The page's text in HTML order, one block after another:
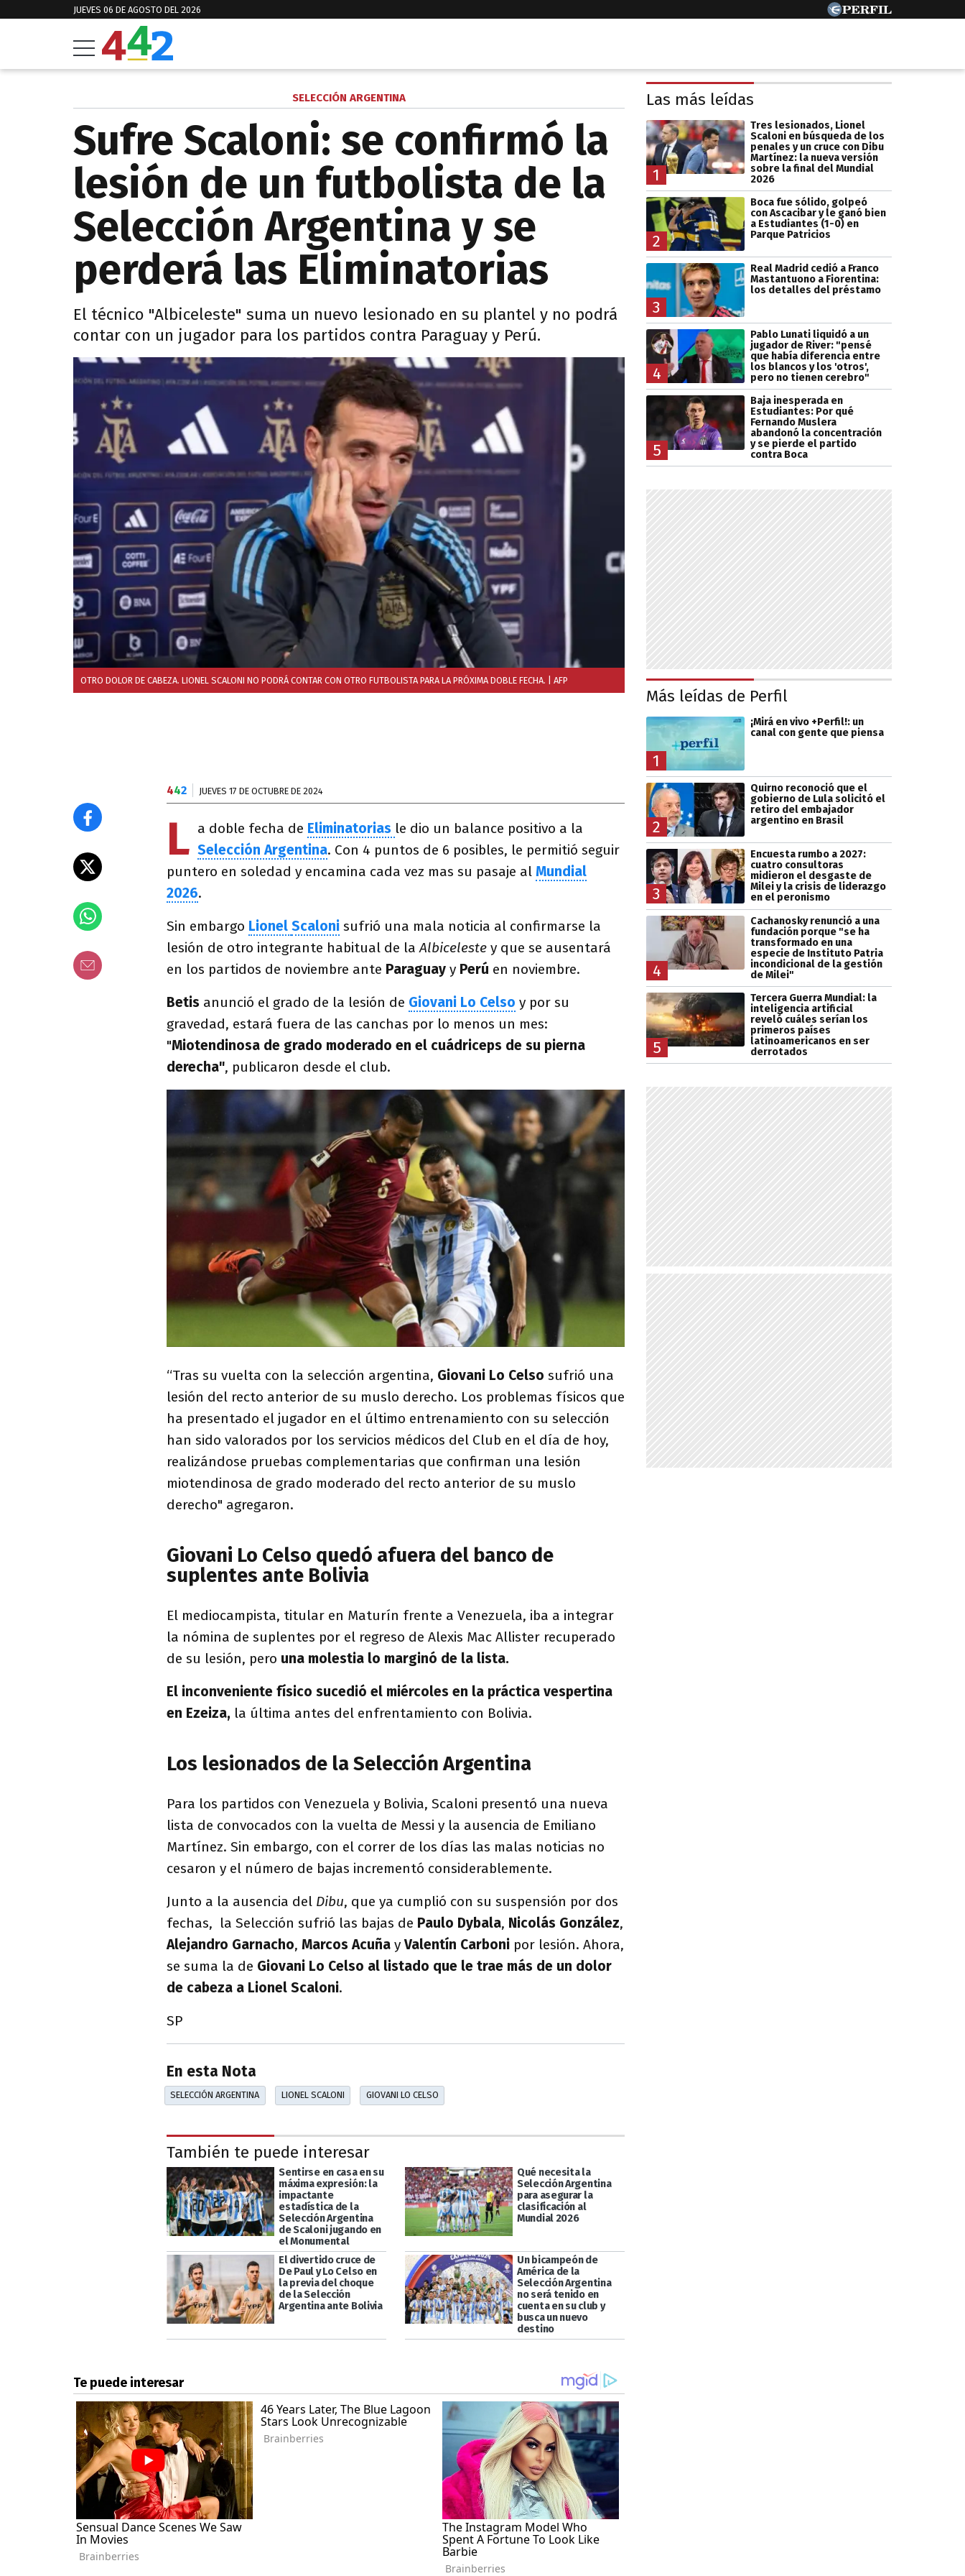
JUEVES 06 DE AGOSTO DEL 2026
SELECCIÓN ARGENTINA
Sufre Scaloni: se confirmó la
lesión de un futbolista de la
Selección Argentina y se
perderá las Eliminatorias
El técnico "Albiceleste" suma un nuevo lesionado en su plantel y no podrá
contar con un jugador para los partidos contra Paraguay y Perú.
OTRO DOLOR DE CABEZA. LIONEL SCALONI NO PODRÁ CONTAR CON OTRO FUTBOLISTA PARA LA PRÓXIMA DOBLE FECHA. | AFP
442 JUEVES 17 DE OCTUBRE DE 2024
L a doble fecha de Eliminatorias le dio un balance positivo a la
Selección Argentina. Con 4 puntos de 6 posibles, le permitió seguir
puntero en soledad y encamina cada vez mas su pasaje al Mundial
2026.
Sin embargo Lionel Scaloni sufrió una mala noticia al confirmarse la
lesión de otro integrante habitual de laAlbiceleste y que se ausentará
en los partidos de noviembre ante Paraguay y Perú en noviembre.
Betis anunció el grado de la lesión de Giovani Lo Celso y por su
gravedad, estará fuera de las canchas por lo menos un mes:
"Miotendinosa de grado moderado en el cuádriceps de su pierna
derecha", publicaron desde el club.
“Tras su vuelta con la selección argentina, Giovani Lo Celso sufrió una
lesión del recto anterior de su muslo derecho. Los problemas físicos que
ha presentado el jugador en el último entrenamiento con su selección
han sido valorados por los servicios médicos del Club en el día de hoy,
realizándose pruebas complementarias que confirman una lesión
miotendinosa de grado moderado del recto anterior de su muslo
derecho" agregaron.
Giovani Lo Celso quedó afuera del banco de
suplentes ante Bolivia
El mediocampista, titular en Maturín frente a Venezuela, iba a integrar
la nómina de suplentes por el regreso de Alexis Mac Allister recuperado
de su lesión, pero una molestia lo marginó de la lista.
El inconveniente físico sucedió el miércoles en la práctica vespertina
en Ezeiza, la última antes del enfrentamiento con Bolivia.
Los lesionados de la Selección Argentina
Para los partidos con Venezuela y Bolivia, Scaloni presentó una nueva
lista de convocados con la vuelta de Messi y la ausencia de Emiliano
Martínez. Sin embargo, con el correr de los días las malas noticias no
cesaron y el número de bajas incrementó considerablemente.
Junto a la ausencia del Dibu, que ya cumplió con su suspensión por dos
fechas, la Selección sufrió las bajas de Paulo Dybala, Nicolás González,
Alejandro Garnacho, Marcos Acuña yValentín Carboni por lesión. Ahora,
se suma la de Giovani Lo Celso al listado que le trae más de un dolor
de cabeza a Lionel Scaloni.
SP
En esta Nota
SELECCIÓN ARGENTINA LIONEL SCALONI GIOVANI LO CELSO
También te puede interesar
Sentirse en casa en su
máxima expresión: la
impactante
estadística de la
Selección Argentina
de Scaloni jugando en
el Monumental
Qué necesita la
Selección Argentina
para asegurar la
clasificación al
Mundial 2026
El divertido cruce de
De Paul y Lo Celso en
la previa del choque
de la Selección
Argentina ante Bolivia
Un bicampeón de
América de la
Selección Argentina
no será tenido en
cuenta en su club y
busca un nuevo
destino
Las más leídas
1
Tres lesionados, Lionel
Scaloni en búsqueda de los
penales y un cruce con Dibu
Martínez: la nueva versión
sobre la final del Mundial
2026
2
Boca fue sólido, golpeó
con Ascacibar y le ganó bien
a Estudiantes (1-0) en
Parque Patricios
3
Real Madrid cedió a Franco
Mastantuono a Fiorentina:
los detalles del préstamo
4
Pablo Lunati liquidó a un
jugador de River: "pensé
que había diferencia entre
los blancos y los 'otros',
pero no tienen cerebro"
5
Baja inesperada en
Estudiantes: Por qué
Fernando Muslera
abandonó la concentración
y se pierde el partido
contra Boca
Más leídas de Perfil
1
¡Mirá en vivo +Perfil!: un
canal con gente que piensa
2
Quirno reconoció que el
gobierno de Lula solicitó el
retiro del embajador
argentino en Brasil
3
Encuesta rumbo a 2027:
cuatro consultoras
midieron el desgaste de
Milei y la crisis de liderazgo
en el peronismo
4
Cachanosky renunció a una
fundación porque "se ha
transformado en una
especie de Instituto Patria
incondicional de la gestión
de Milei"
5
Tercera Guerra Mundial: la
inteligencia artificial
reveló cuáles serían los
primeros países
latinoamericanos en ser
derrotados